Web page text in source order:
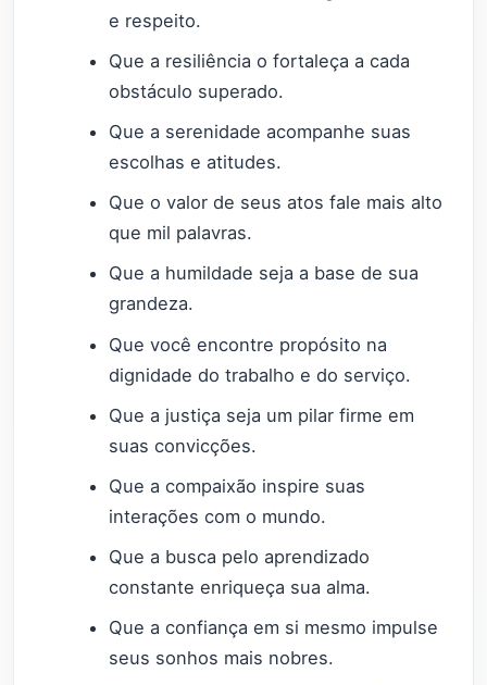
e respeito.
Que a resiliência o fortaleça a cada
obstáculo superado.
Que a serenidade acompanhe suas
escolhas e atitudes.
Que o valor de seus atos fale mais alto
que mil palavras.
Que a humildade seja a base de sua
grandeza.
Que você encontre propósito na
dignidade do trabalho e do serviço.
Que a justiça seja um pilar firme em
suas convicções.
Que a compaixão inspire suas
interações com o mundo.
Que a busca pelo aprendizado
constante enriqueça sua alma.
Que a confiança em si mesmo impulse
seus sonhos mais nobres.